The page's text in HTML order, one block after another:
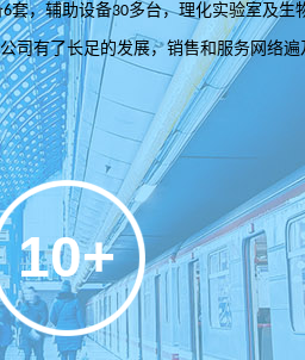
6套，辅助设备30多台，理化实验室及生
司有了长足的发展，销售和服务网络遍
10+